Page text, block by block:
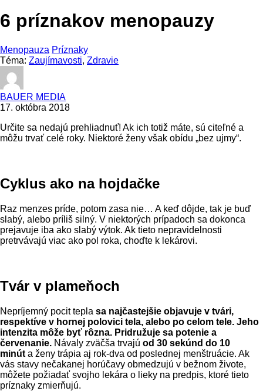
6 príznakov menopauzy
Menopauza Príznaky
Téma: Zaujímavosti, Zdravie
BAUER MEDIA
17. októbra 2018
Určite sa nedajú prehliadnuť! Ak ich totiž máte, sú citeľné a
môžu trvať celé roky. Niektoré ženy však obídu „bez ujmy“.
Cyklus ako na hojdačke
Raz menzes príde, potom zasa nie… A keď dôjde, tak je buď
slabý, alebo príliš silný. V niektorých prípadoch sa dokonca
prejavuje iba ako slabý výtok. Ak tieto nepravidelnosti
pretrvávajú viac ako pol roka, choďte k lekárovi.
Tvár v plameňoch
Nepríjemný pocit tepla sa najčastejšie objavuje v tvári,
respektíve v hornej polovici tela, alebo po celom tele. Jeho
intenzita môže byť rôzna. Pridružuje sa potenie a
červenanie. Návaly zväčša trvajú od 30 sekúnd do 10
minút a ženy trápia aj rok-dva od poslednej menštruácie. Ak
vás stavy nečakanej horúčavy obmedzujú v bežnom živote,
môžete požiadať svojho lekára o lieky na predpis, ktoré tieto
príznaky zmierňujú.